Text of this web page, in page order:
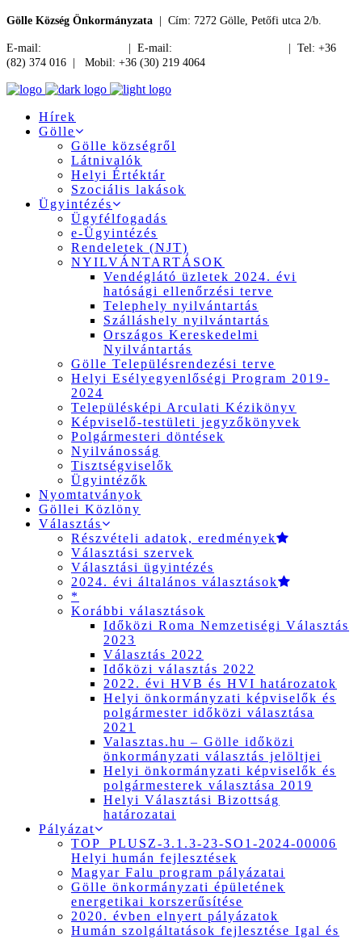
Gölle Község Önkormányzata | Cím: 7272 Gölle, Petőfi utca 2/b.
E-mail: | E-mail:
| Tel: +36
(82) 374 016 | Mobil: +36 (30) 219 4064
Hírek
Gölle
Gölle községről
Látnivalók
Helyi Értéktár
Szociális lakások
Ügyintézés
Ügyfélfogadás
e-Ügyintézés
Rendeletek (NJT)
NYILVÁNTARTÁSOK
Vendéglátó üzletek 2024. évi
hatósági ellenőrzési terve
Telephely nyilvántartás
Szálláshely nyilvántartás
Országos Kereskedelmi
Nyilvántartás
Gölle Településrendezési terve
Helyi Esélyegyenlőségi Program 2019-
2024
Településképi Arculati Kézikönyv
Képviselő-testületi jegyzőkönyvek
Polgármesteri döntések
Nyilvánosság
Tisztségviselők
Ügyintézők
Nyomtatványok
Göllei Közlöny
Választás
Részvételi adatok, eredmények
Választási szervek
Választási ügyintézés
2024. évi általános választások
*
Korábbi választások
Időközi Roma Nemzetiségi Választás
2023
Választás 2022
Időközi választás 2022
2022. évi HVB és HVI határozatok
Helyi önkormányzati képviselők és
polgármester időközi választása
2021
Valasztas.hu – Gölle időközi
önkormányzati választás jelöltjei
Helyi önkormányzati képviselők és
polgármesterek választása 2019
Helyi Választási Bizottság
határozatai
Pályázat
TOP_PLUSZ-3.1.3-23-SO1-2024-00006
Helyi humán fejlesztések
Magyar Falu program pályázatai
Gölle önkormányzati épületének
energetikai korszerűsítése
2020. évben elnyert pályázatok
Humán szolgáltatások fejlesztése Igal és